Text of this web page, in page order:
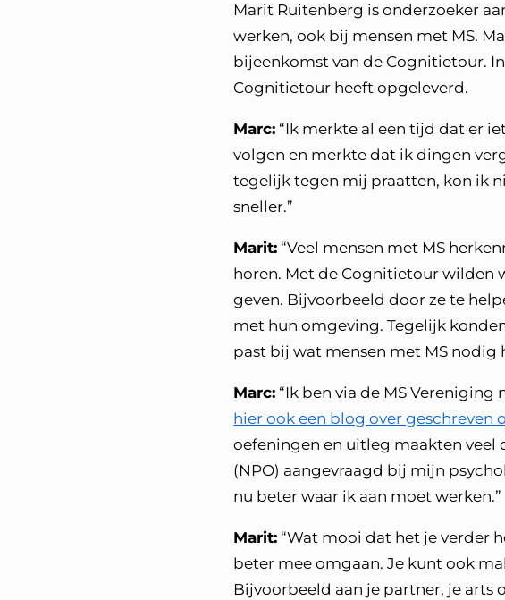
Marit Ruitenberg is onderzoeker
werken, ook bij mensen met MS.
bijeenkomst van de Cognitietour.
Cognitietour heeft opgeleverd.
Marc: “Ik merkte al een tijd dat er
volgen en merkte dat ik dingen
tegelijk tegen mij praatten, kon ik
sneller.”
Marit: “Veel mensen met MS
horen. Met de Cognitietour wilden
geven. Bijvoorbeeld door ze te
met hun omgeving. Tegelijk
past bij wat mensen met MS nodig
Marc: “Ik ben via de MS
hier ook een blog over geschreven
oefeningen en uitleg maakten veel
(NPO) aangevraagd bij mijn
nu beter waar ik aan moet werken.”
Marit: “Wat mooi dat het je verder
beter mee omgaan. Je kunt ook
Bijvoorbeeld aan je partner, je arts